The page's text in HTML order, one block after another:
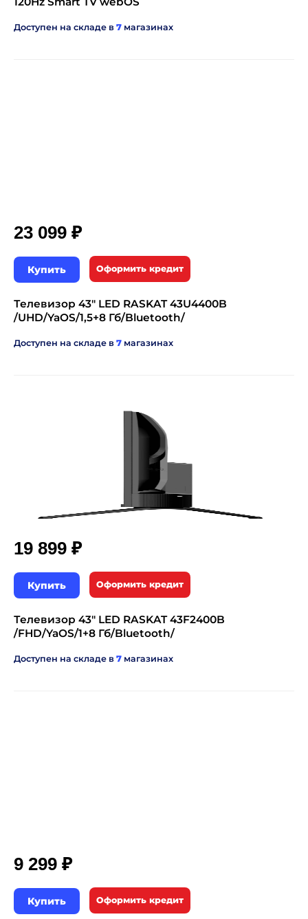
Доступен на складе в 7 магазинах
23 099 ₽
Купить Оформить кредит
Телевизор 43" LED RASKAT 43U4400B
/UHD/YaOS/1,5+8 Гб/Bluetooth/
Доступен на складе в 7 магазинах
19 899 ₽
Купить Оформить кредит
Телевизор 43" LED RASKAT 43F2400B
/FHD/YaOS/1+8 Гб/Bluetooth/
Доступен на складе в 7 магазинах
9 299 ₽
Купить Оформить кредит